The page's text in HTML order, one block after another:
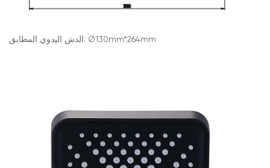
الدش اليدوي المطابق: Ø130mm*264mm